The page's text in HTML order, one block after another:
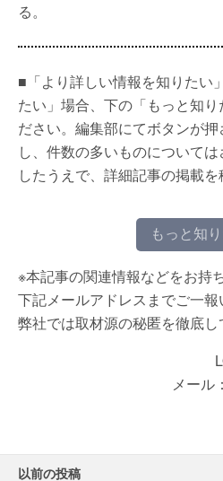
る。
■「より詳しい情報を知りたい
たい」場合、下の「もっと知
ださい。編集部にてボタンが
し、件数の多いものについて
したうえで、詳細記事の掲載を
もっと知
※本記事の関連情報などをお持
下記メールアドレスまでご一報
弊社では取材源の秘匿を徹底し
メール
以前の投稿